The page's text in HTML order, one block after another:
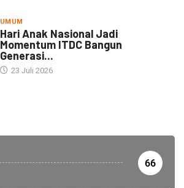
UMUM
Hari Anak Nasional Jadi
Momentum ITDC Bangun
Generasi...
23 Juli 2026
66